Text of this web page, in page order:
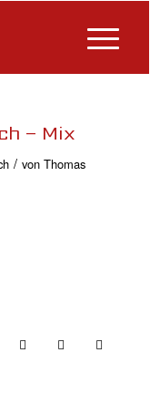
– Mix
/ vonThomas